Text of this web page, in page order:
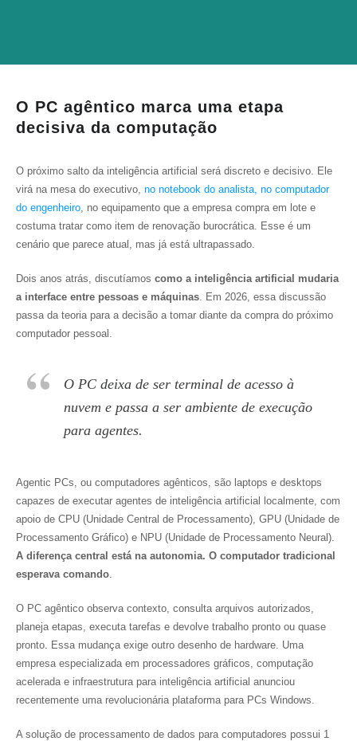
O PC agêntico marca uma etapa
decisiva da computação
O próximo salto da inteligência artificial será discreto e decisivo. Ele
virá na mesa do executivo, no notebook do analista, no computador
do engenheiro, no equipamento que a empresa compra em lote e
costuma tratar como item de renovação burocrática. Esse é um
cenário que parece atual, mas já está ultrapassado.
Dois anos atrás, discutíamos como a inteligência artificial mudaria
a interface entre pessoas e máquinas. Em 2026, essa discussão
passa da teoria para a decisão a tomar diante da compra do próximo
computador pessoal.
O PC deixa de ser terminal de acesso à
nuvem e passa a ser ambiente de execução
para agentes.
Agentic PCs, ou computadores agênticos, são laptops e desktops
capazes de executar agentes de inteligência artificial localmente, com
apoio de CPU (Unidade Central de Processamento), GPU (Unidade de
Processamento Gráfico) e NPU (Unidade de Processamento Neural).
A diferença central está na autonomia. O computador tradicional
esperava comando.
O PC agêntico observa contexto, consulta arquivos autorizados,
planeja etapas, executa tarefas e devolve trabalho pronto ou quase
pronto. Essa mudança exige outro desenho de hardware. Uma
empresa especializada em processadores gráficos, computação
acelerada e infraestrutura para inteligência artificial anunciou
recentemente uma revolucionária plataforma para PCs Windows.
A solução de processamento de dados para computadores possui 1